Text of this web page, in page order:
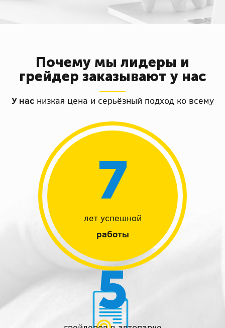
Почему мы лидеры и
грейдер заказывают у нас
У наснизкая цена и серьёзный подход ко всему
7
лет успешной
работы
5